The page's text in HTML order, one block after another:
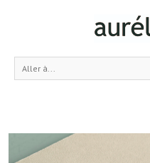
Aller à...